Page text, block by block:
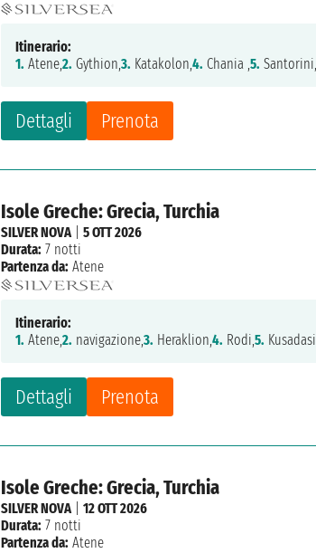
Dettagli Prenota
Itinerario:
1. Atene,2. Gythion, 3. Katakolon, 4. Chania , 5. Santorini,
Isole Greche: Grecia, Turchia
Dettagli Prenota
SILVER NOVA
5 OTT 2026
Durata: 7 notti
Partenza da: Atene
Itinerario:
1. Atene,2. navigazione,3. Heraklion, 4. Rodi, 5. Kusadasi,
Isole Greche: Grecia, Turchia
SILVER NOVA
12 OTT 2026
Durata: 7 notti
Partenza da: Atene